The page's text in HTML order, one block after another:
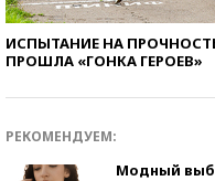
ИСПЫТАНИЕ НА
ПРОШЛА «ГОНКА ГЕРОЕВ»
РЕКОМЕНДУЕМ:
Модный